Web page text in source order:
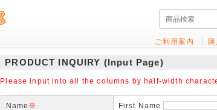
ご利用案内 購
PRODUCT INQUIRY (Input Page)
Please input into all the columns by half-width
Name ※ First Name